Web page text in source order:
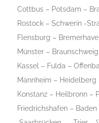
Cottbus – Potsdam –
Rostock – Schwerin -
Flensburg –
Münster – Braunschweig
Kassel – Fulda –
Mannheim – Heidelberg
Konstanz – Heilbronn –
Friedrichshafen –